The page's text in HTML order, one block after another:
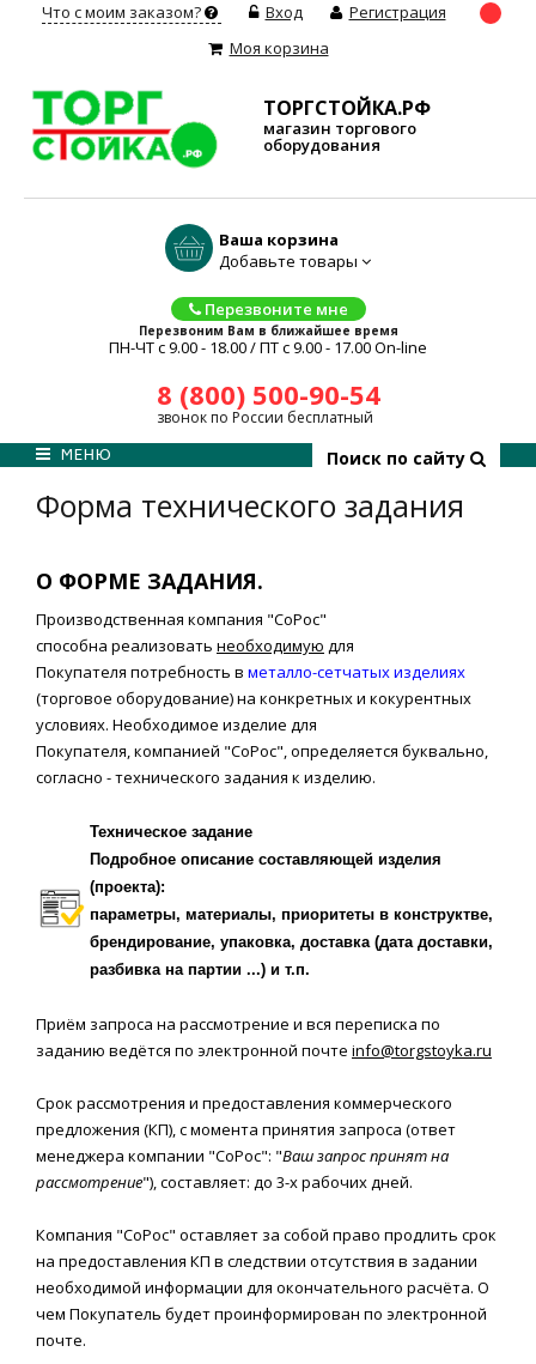
Что с моим заказом? Вход
Регистрация
Моя корзина
ТОРГСТОЙКА.РФ
магазин торгового
оборудования
Ваша корзина
Добавьте товары
Перезвоните мне
Перезвоним Вам в ближайшее время
ПН-ЧТ с 9.00 - 18.00 / ПТ с 9.00 - 17.00 On-line
8 (800) 500-90-54
звонок по России бесплатный
МЕНЮ
Поиск по сайту
Форма технического задания
О ФОРМЕ ЗАДАНИЯ.
Производственная компания "СоРос"
способна реализовать необходимую для
Покупателя потребность в металло-сетчатых изделиях
(торговое оборудование) на конкретных и кокурентных
условиях. Необходимое изделие для
Покупателя, компанией "СоРос", определяется буквально,
согласно - технического задания к изделию.
Техническое задание
Подробное описание составляющей изделия
(проекта):
параметры, материалы, приоритеты в конструктве,
брендирование, упаковка, доставка (дата доставки,
разбивка на партии ...) и т.п.
Приём запроса на рассмотрение и вся переписка по
заданию ведётся по электронной почте info@torgstoyka.ru
Срок рассмотрения и предоставления коммерческого
предложения (КП), с момента принятия запроса (ответ
менеджера компании "СоРос": "Ваш запрос принят на
рассмотрение"), составляет: до 3-х рабочих дней.
Компания "СоРос" оставляет за собой право продлить срок
на предоставления КП в следствии отсутствия в задании
необходимой информации для окончательного расчёта. О
чем Покупатель будет проинформирован по электронной
почте.